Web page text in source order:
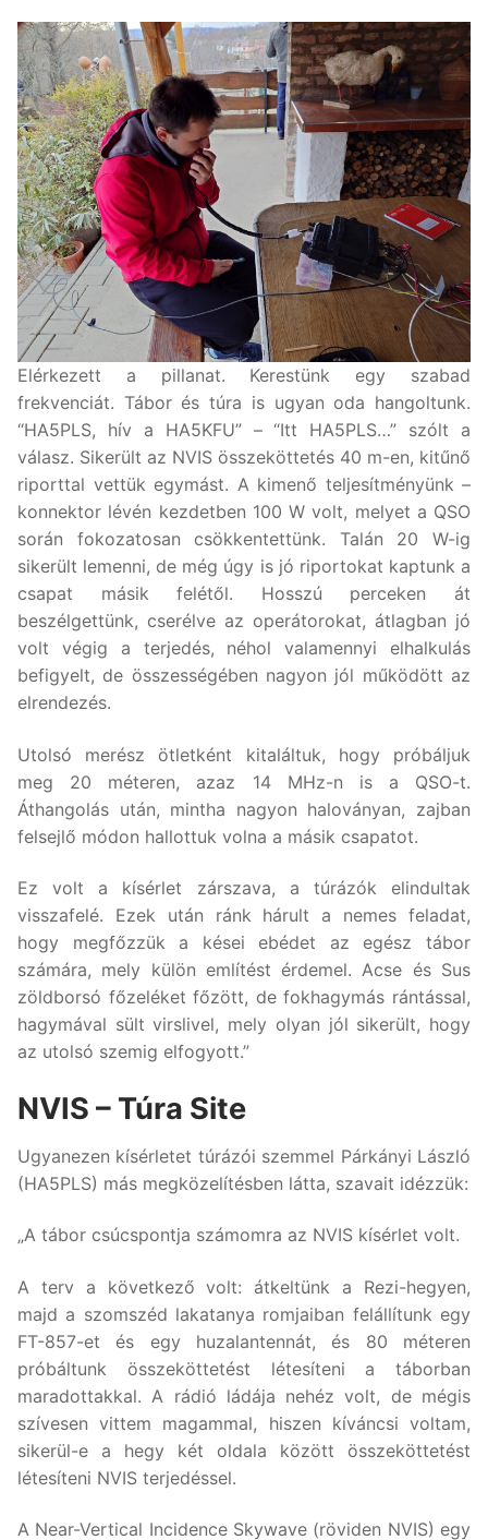
Elérkezett a pillanat. Kerestünk egy szabad
frekvenciát. Tábor és túra is ugyan oda hangoltunk.
“HA5PLS, hív a HA5KFU” – “Itt HA5PLS…” szólt a
válasz. Sikerült az NVIS összeköttetés 40 m-en, kitűnő
riporttal vettük egymást. A kimenő teljesítményünk –
konnektor lévén kezdetben 100 W volt, melyet a QSO
során fokozatosan csökkentettünk. Talán 20 W-ig
sikerült lemenni, de még úgy is jó riportokat kaptunk a
csapat másik felétől. Hosszú perceken át
beszélgettünk, cserélve az operátorokat, átlagban jó
volt végig a terjedés, néhol valamennyi elhalkulás
befigyelt, de összességében nagyon jól működött az
elrendezés.
Utolsó merész ötletként kitaláltuk, hogy próbáljuk
meg 20 méteren, azaz 14 MHz-n is a QSO-t.
Áthangolás után, mintha nagyon haloványan, zajban
felsejlő módon hallottuk volna a másik csapatot.
Ez volt a kísérlet zárszava, a túrázók elindultak
visszafelé. Ezek után ránk hárult a nemes feladat,
hogy megfőzzük a kései ebédet az egész tábor
számára, mely külön említést érdemel. Acse és Sus
zöldborsó főzeléket főzött, de fokhagymás rántással,
hagymával sült virslivel, mely olyan jól sikerült, hogy
az utolsó szemig elfogyott.”
NVIS – Túra Site
Ugyanezen kísérletet túrázói szemmel Párkányi László
(HA5PLS) más megközelítésben látta, szavait idézzük:
„A tábor csúcspontja számomra az NVIS kísérlet volt.
A terv a következő volt: átkeltünk a Rezi-hegyen,
majd a szomszéd lakatanya romjaiban felállítunk egy
FT-857-et és egy huzalantennát, és 80 méteren
próbáltunk összeköttetést létesíteni a táborban
maradottakkal. A rádió ládája nehéz volt, de mégis
szívesen vittem magammal, hiszen kíváncsi voltam,
sikerül-e a hegy két oldala között összeköttetést
létesíteni NVIS terjedéssel.
A Near-Vertical Incidence Skywave (röviden NVIS) egy